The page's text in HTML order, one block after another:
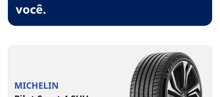
você.
MICHELIN